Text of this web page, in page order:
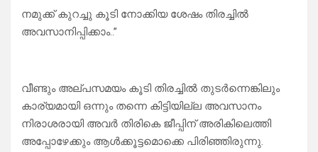
നമുക്ക് കുറച്ചു കൂടി നോക്കിയ ശേഷം തിരച്ചിൽ
അവസാനിപ്പിക്കാം..”
വീണ്ടും അല്പസമയം കൂടി തിരച്ചിൽ തുടർന്നെങ്കിലും
കാര്യമായി ഒന്നും തന്നെ കിട്ടിയില്ല അവസാനം
നിരാശരായി അവർ തിരികെ ജീപ്പിന് അരികിലെത്തി
അപ്പോഴേക്കും ആൾക്കൂട്ടമൊക്കെ പിരിഞ്ഞിരുന്നു.